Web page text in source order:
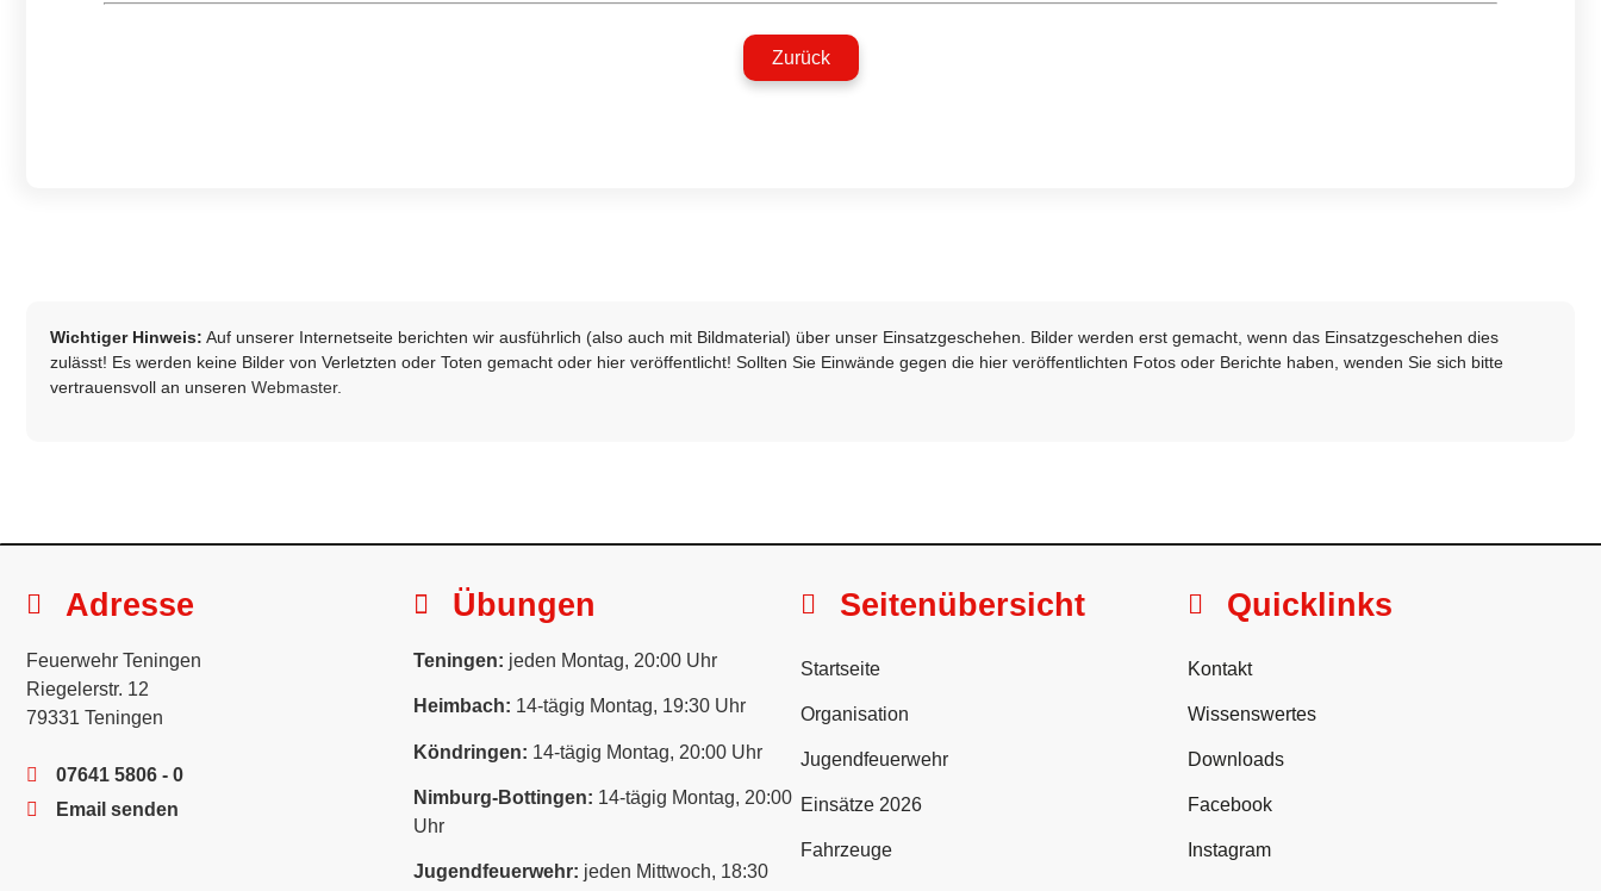
Zurück
Wichtiger Hinweis: Auf unserer Internetseite berichten wir ausführlich (also auch mit Bildmaterial) über unser Einsatzgeschehen. Bilder werden erst gemacht, wenn das Einsatzgeschehen dies
zulässt! Es werden keine Bilder von Verletzten oder Toten gemacht oder hier veröffentlicht! Sollten Sie Einwände gegen die hier veröffentlichten Fotos oder Berichte haben, wenden Sie sich bitte
vertrauensvoll an unseren Webmaster.
Adresse
Feuerwehr Teningen
Riegelerstr. 12
79331 Teningen
07641 5806 - 0
Email senden
Übungen
Teningen: jeden Montag, 20:00 Uhr
Heimbach: 14-tägig Montag, 19:30 Uhr
Köndringen: 14-tägig Montag, 20:00 Uhr
Nimburg-Bottingen: 14-tägig Montag, 20:00
Uhr
Jugendfeuerwehr: jeden Mittwoch, 18:30
Seitenübersicht
Startseite
Organisation
Jugendfeuerwehr
Einsätze 2026
Fahrzeuge
Quicklinks
Kontakt
Wissenswertes
Downloads
Facebook
Instagram